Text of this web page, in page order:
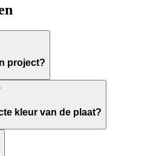
project?
kleur van de plaat?